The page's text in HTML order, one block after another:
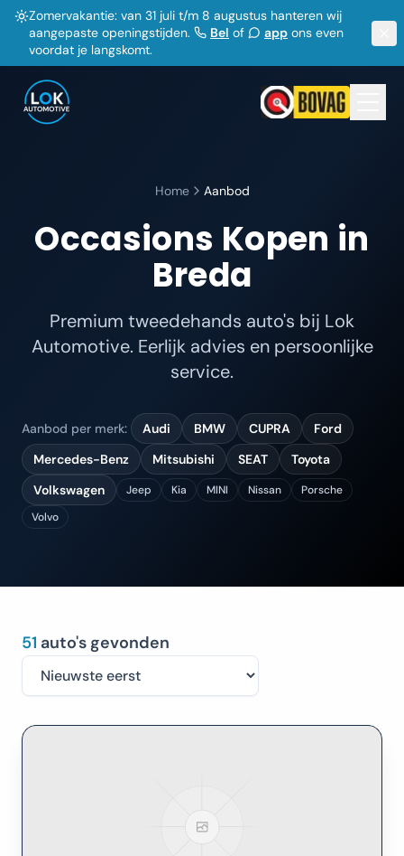
Zomervakantie: van 31 juli t/m 8 augustus hanteren wij
aangepaste openingstijden.
Bel of app ons even
voordat je langskomt.
Home Aanbod
Occasions Kopen in
Breda
Premium tweedehands auto's bij Lok
Automotive. Eerlijk advies en persoonlijke
service.
Aanbod per merk: Audi BMW CUPRA
Ford
Mercedes-Benz
Mitsubishi SEAT
Toyota
Volkswagen
Jeep Kia MINI Nissan
Porsche
Volvo
51 auto's gevonden